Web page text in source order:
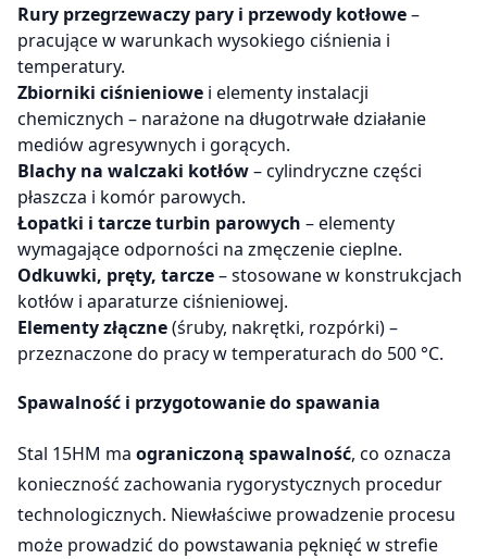
Rury przegrzewaczy pary i przewody kotłowe–
pracujące w warunkach wysokiego ciśnienia i
temperatury.
Zbiorniki ciśnieniowe i elementy instalacji
chemicznych – narażone na długotrwałe działanie
mediów agresywnych i gorących.
Blachy na walczaki kotłów– cylindryczne części
płaszcza i komór parowych.
Łopatki i tarcze turbin parowych – elementy
wymagające odporności na zmęczenie cieplne.
Odkuwki, pręty, tarcze– stosowane w konstrukcjach
kotłów i aparaturze ciśnieniowej.
Elementy złączne(śruby, nakrętki, rozpórki) –
przeznaczone do pracy w temperaturach do 500 °C.
Spawalność i przygotowanie do spawania
Stal 15HM ma ograniczoną spawalność, co oznacza
konieczność zachowania rygorystycznych procedur
technologicznych. Niewłaściwe prowadzenie procesu
może prowadzić do powstawania pęknięć w strefie